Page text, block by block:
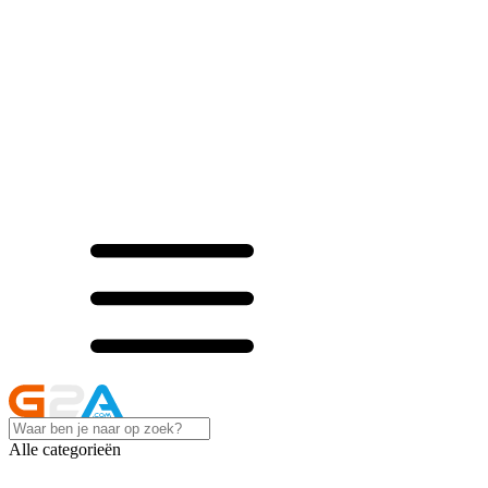
Alle categorieën